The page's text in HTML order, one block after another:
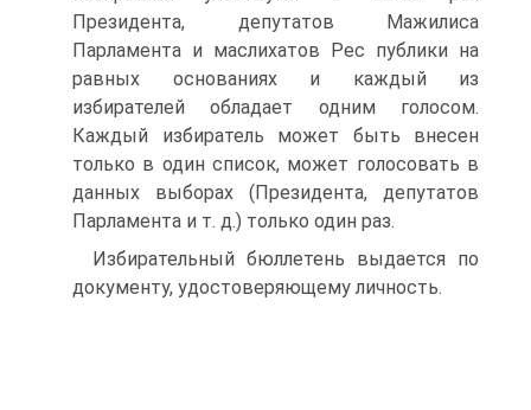
Президента, депутатов Мажилиса
Парламента и маслихатов Рес публики на
равных основаниях и каждый из
избирателей обладает одним голосом.
Каждый избиратель может быть внесен
только в один список, может голосовать в
данных выборах (Президента, депутатов
Парламента и т. д.) только один раз.
Избирательный бюллетень выдается по
документу, удостоверяющему личность.